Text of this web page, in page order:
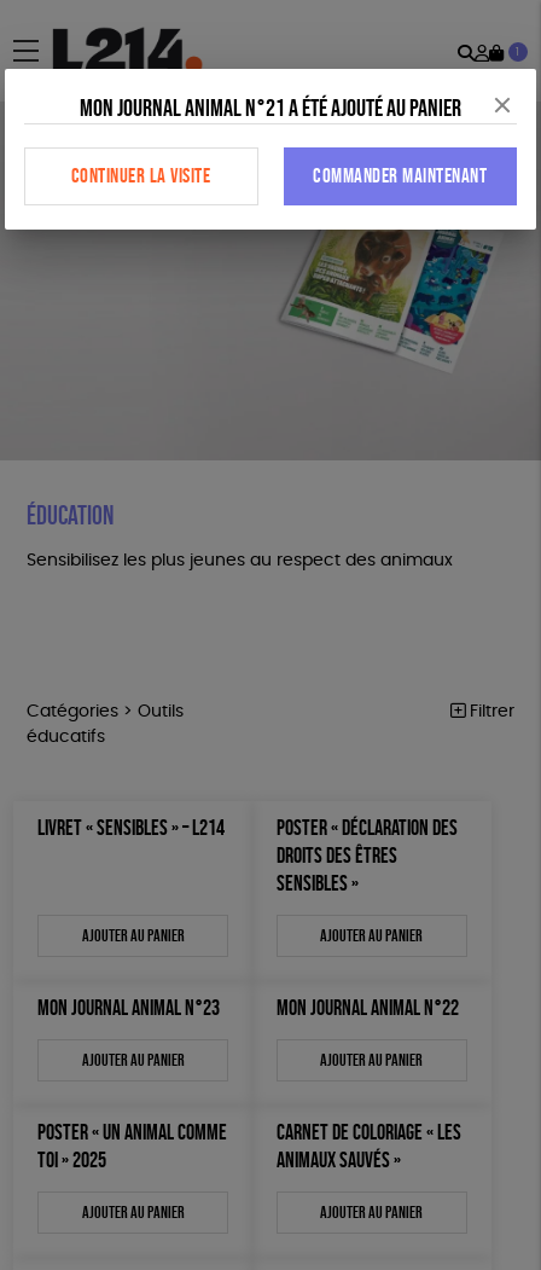
menu
Mon
1
Éducation
Sensibilisez les plus jeunes au respect des animaux
Catégories > Outils
éducatifs
Filtrer
CARTES
MON JOURNAL ANIMAL
AUTRES OUTILS ÉDUCATIFS
LIVRETS ÉDUCATIFS
Par défaut
Prix : du - cher au + cher
50 € - 100 €
150 € - 200 €
Oeko-Tex OEKO-Tex, PETA approuved vegan
LIVRET « SENSIBLES » – L214
Ajouter au panier
POSTER « DÉCLARATION DES
DROITS DES ÊTRES
SENSIBLES »
Ajouter au panier
MON JOURNAL ANIMAL N°23
Ajouter au panier
MON JOURNAL ANIMAL N°22
Ajouter au panier
POSTER « UN ANIMAL COMME
TOI » 2025
Ajouter au panier
CARNET DE COLORIAGE « LES
ANIMAUX SAUVÉS »
Ajouter au panier
Mon journal animal n°21 a été ajouté au panier
CONTINUER LA VISITE COMMANDER MAINTENANT